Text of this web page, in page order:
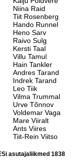
Niina Raid
Tiit Rosenberg
Hando Runnel
Heno Sarv
Raivo Sulg
Kersti Taal
Villu Tamul
Hain Tankler
Andres Tarand
Indrek Tarand
Leo Tiik
Vilma Trummal
Urve Tõnnov
Voldemar Vaga
Mare Viiralt
Ants Viires
Tiit-Rein Viitso
asutajaliikmed 1838